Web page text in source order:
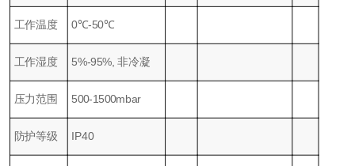
工作温度 0℃-50℃
工作湿度 5%-95%, 非冷凝
压力范围 500-1500mbar
防护等级 IP40